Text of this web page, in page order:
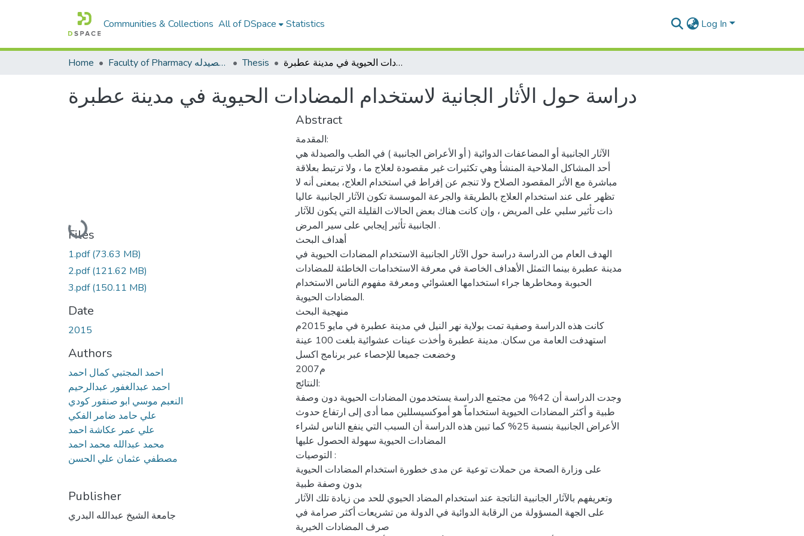
Communities & Collections All of DSpace Statistics Log In
Home Faculty of Pharmacy كلية الصيدله Thesis دراسة حول الأثار الجانية لاستخدام المضادات الحيوية في مدينة عطبرة
دراسة حول الأثار الجانية لاستخدام المضادات الحيوية في مدينة عطبرة
Loading...
Files
1.pdf(73.63 MB)
2.pdf(121.62 MB)
3.pdf(150.11 MB)
Date
2015
Authors
احمد المجتبي كمال احمد
احمد عبدالغفور عبدالرحيم
النعبم موسي ابو صنقور كودي
علي حامد ضامر الفكي
علي عمر عكاشة احمد
محمد عبدالله محمد احمد
مصطفي عثمان علي الحسن
Publisher
جامعة الشيخ عبدالله البدري
Abstract
المقدمة:
الآثار الجانبية أو المضاعفات الدوائية ( أو الأعراض الجانبية ) في الطب والصيدلة هي
أحد المشاكل الملاحية المنشأ وهي تكثيرات غير مقصودة لعلاج ما ، ولا ترتبط بعلاقة
مباشرة مع الأثر المقصود الصلاح ولا تنجم عن إفراط في استخدام العلاج، بمعنى أنه لا
تظهر على عند استخدام العلاج بالطريقة والجرعة الموسسة تكون الآثار الجانبية عاليا
ذات تأثير سلبي على المريض ، وإن كانت هناك بعض الحالات القليلة التي يكون للآثار
الجانبية تأثير إيجابي على سير المرض .
أهداف البحث
الهدف العام من الدراسة دراسة حول الآثار الجانبية الاستخدام المضادات الحيوية في
مدينة عطبرة بينما التمثل الأهداف الخاصة في معرفة الاستخدامات الخاطئة للمضادات
الحبوبة ومخاطرها جراء استخدامها العشوائي ومعرفة مفهوم الناس الاستخدام
المضادات الحيوية.
منهجية البحث
كانت هذه الدراسة وصفية تمت بولاية نهر النيل في مدينة عطبرة في مايو 2015م
استهدفت العامة من سكان. مدينة عطبرة وأخذت عينات عشوائية بلغت 100 عينة
وخضعت جميعا للإحصاء عبر برنامج اكسل
2007م
النتائج:
وجدت الدراسة أن 42% من مجتمع الدراسة يستخدمون المضادات الحيوية دون وصفة
طبية و أكثر المضادات الحيوية استخداماً هو أموكسيسللين مما أدى إلى ارتفاع حدوث
الأعراض الجانبية بنسبة 25% كما تبين هذه الدراسة أن السبب التي ينفع الناس لشراء
المضادات الحيوية سهولة الحصول عليها
التوصيات :
على وزارة الصحة من حملات توعية عن مدى خطورة استخدام المضادات الحيوية
بدون وصفة طبية
وتعريفهم بالآثار الجانبية الناتجة عند استخدام المضاد الحيوي للحد من زيادة تلك الآثار
على الجهة المسؤولة من الرقابة الدوائية في الدولة من تشريعات أكثر صرامة في
صرف المضادات الخيرية